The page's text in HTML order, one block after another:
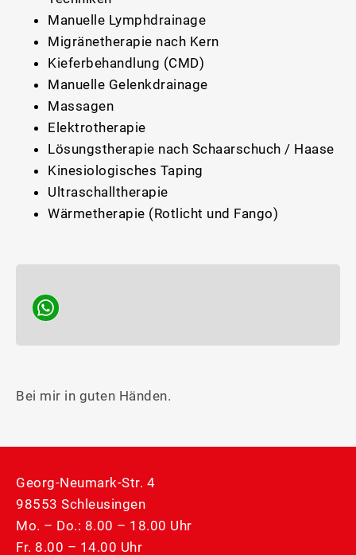
Manuelle Lymphdrainage
Migränetherapie nach Kern
Kieferbehandlung (CMD)
Manuelle Gelenkdrainage
Massagen
Elektrotherapie
Lösungstherapie nach Schaarschuch / Haase
Kinesiologisches Taping
Ultraschalltherapie
Wärmetherapie (Rotlicht und Fango)
Bei mir in guten Händen.
Georg-Neumark-Str. 4
98553 Schleusingen
Mo. – Do.: 8.00 – 18.00 Uhr
Fr. 8.00 – 14.00 Uhr